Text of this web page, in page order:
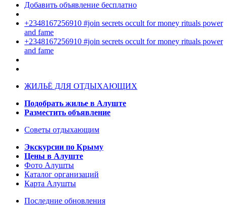
Добавить объявление бесплатно
+2348167256910 #join secrets occult for money rituals power
and fame
+2348167256910 #join secrets occult for money rituals power
and fame
ЖИЛЬЁ ДЛЯ ОТДЫХАЮЩИХ
Подобрать жилье в Алуште
Разместить объявление
Советы отдыхающим
Экскурсии по Крыму
Цены в Алуште
Фото Алушты
Каталог организаций
Карта Алушты
Последние обновления